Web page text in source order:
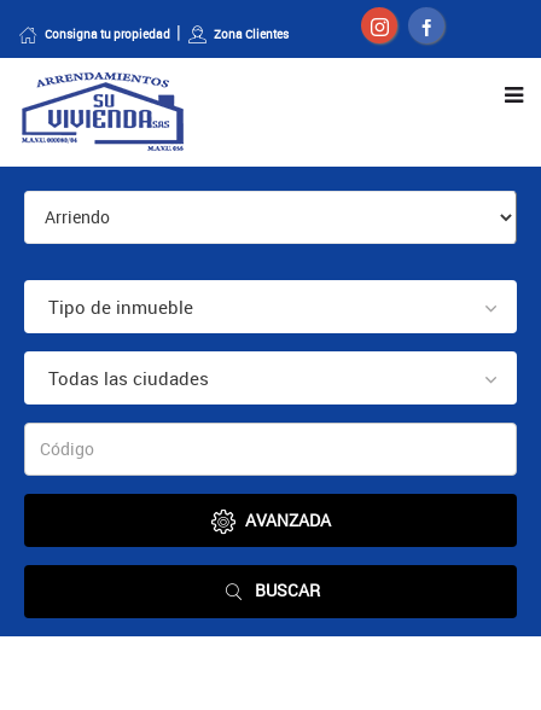
Consigna tu propiedad Zona Clientes
Tipo de inmueble
Todas las ciudades
AVANZADA
BUSCAR